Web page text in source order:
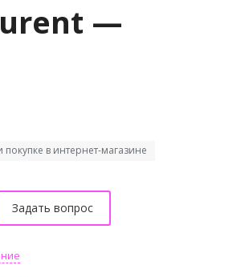
—
в интернет-магазине
Задать вопрос